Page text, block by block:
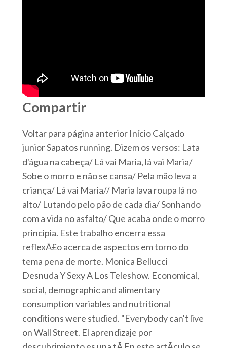
Compartir
Voltar para página anterior Início Calçado
junior Sapatos running. Dizem os versos: Lata
d'água na cabeça/ Lá vai Maria, lá vai Maria/
Sobe o morro e não se cansa/ Pela mão leva a
criança/ Lá vai Maria// Maria lava roupa lá no
alto/ Lutando pelo pão de cada dia/ Sonhando
com a vida no asfalto/ Que acaba onde o morro
principia. Este trabalho encerra essa
reflexÃ£o acerca de aspectos em torno do
tema pena de morte. Monica Bellucci
Desnuda Y Sexy A Los Teleshow. Economical,
social, demographic and alimentary
consumption variables and nutritional
conditions were studied. "Everybody can't live
on Wall Street. El aprendizaje por